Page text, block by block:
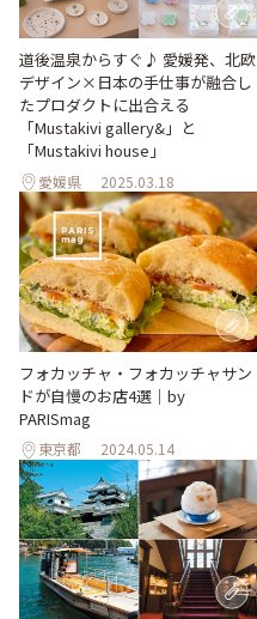
道後温泉からすぐ♪ 愛媛発、北欧
デザイン×日本の手仕事が融合し
たプロダクトに出合える
「Mustakivi gallery&」と
「Mustakivi house」
愛媛県 2025.03.18
フォカッチャ・フォカッチャサン
ドが自慢のお店4選｜by
PARISmag
東京都 2024.05.14